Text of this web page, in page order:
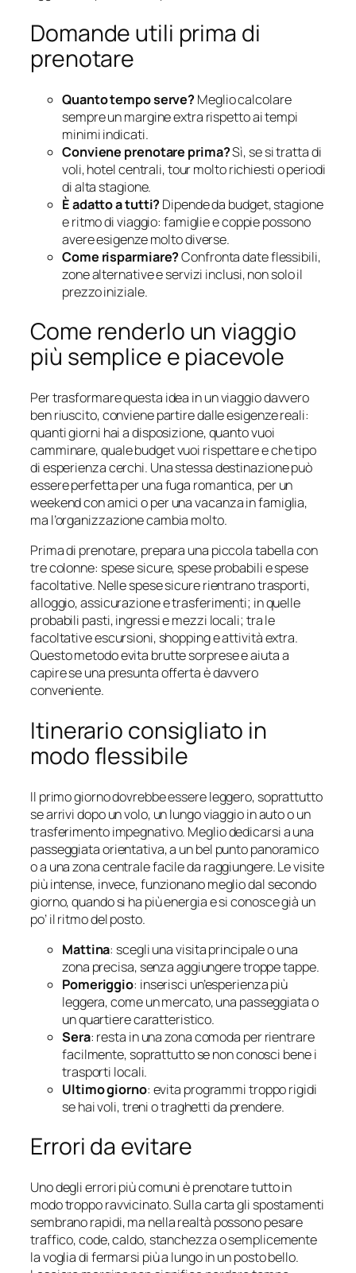
Domande utili prima di
prenotare
Quanto tempo serve?Meglio calcolare
sempre un margine extra rispetto ai tempi
minimi indicati.
Conviene prenotare prima?Sì, se si tratta di
voli, hotel centrali, tour molto richiesti o periodi
di alta stagione.
È adatto a tutti?Dipende da budget, stagione
e ritmo di viaggio: famiglie e coppie possono
avere esigenze molto diverse.
Come risparmiare?Confronta date flessibili,
zone alternative e servizi inclusi, non solo il
prezzo iniziale.
Come renderlo un viaggio
più semplice e piacevole
Per trasformare questa idea in un viaggio davvero
ben riuscito, conviene partire dalle esigenze reali:
quanti giorni hai a disposizione, quanto vuoi
camminare, quale budget vuoi rispettare e che tipo
di esperienza cerchi. Una stessa destinazione può
essere perfetta per una fuga romantica, per un
weekend con amici o per una vacanza in famiglia,
ma l’organizzazione cambia molto.
Prima di prenotare, prepara una piccola tabella con
tre colonne: spese sicure, spese probabili e spese
facoltative. Nelle spese sicure rientrano trasporti,
alloggio, assicurazione e trasferimenti; in quelle
probabili pasti, ingressi e mezzi locali; tra le
facoltative escursioni, shopping e attività extra.
Questo metodo evita brutte sorprese e aiuta a
capire se una presunta offerta è davvero
conveniente.
Itinerario consigliato in
modo flessibile
Il primo giorno dovrebbe essere leggero, soprattutto
se arrivi dopo un volo, un lungo viaggio in auto o un
trasferimento impegnativo. Meglio dedicarsi a una
passeggiata orientativa, a un bel punto panoramico
o a una zona centrale facile da raggiungere. Le visite
più intense, invece, funzionano meglio dal secondo
giorno, quando si ha più energia e si conosce già un
po’ il ritmo del posto.
Mattina: scegli una visita principale o una
zona precisa, senza aggiungere troppe tappe.
Pomeriggio: inserisci un’esperienza più
leggera, come un mercato, una passeggiata o
un quartiere caratteristico.
Sera: resta in una zona comoda per rientrare
facilmente, soprattutto se non conosci bene i
trasporti locali.
Ultimo giorno: evita programmi troppo rigidi
se hai voli, treni o traghetti da prendere.
Errori da evitare
Uno degli errori più comuni è prenotare tutto in
modo troppo ravvicinato. Sulla carta gli spostamenti
sembrano rapidi, ma nella realtà possono pesare
traffico, code, caldo, stanchezza o semplicemente
la voglia di fermarsi più a lungo in un posto bello.